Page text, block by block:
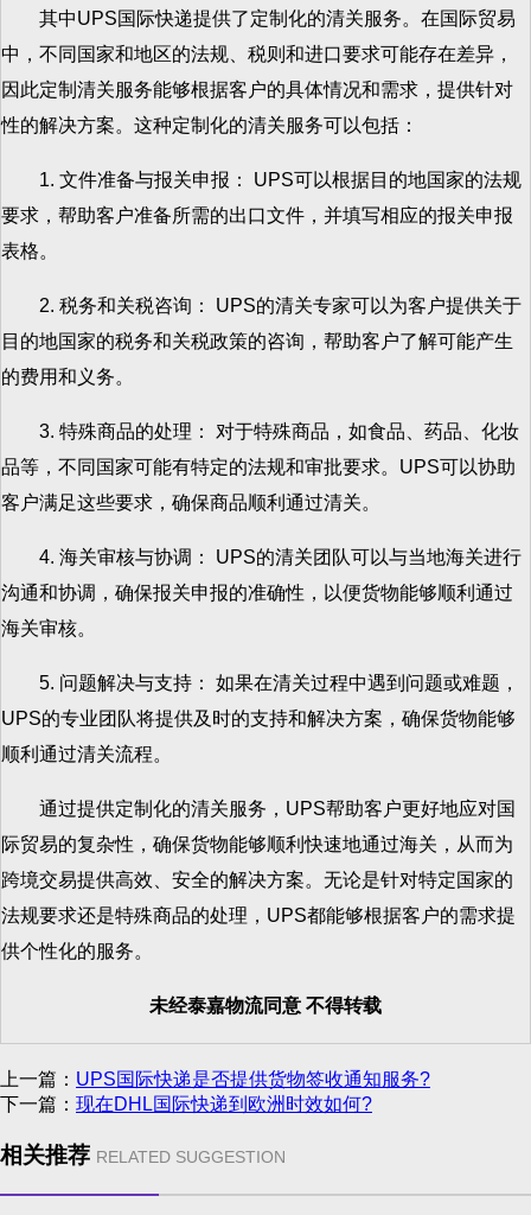
其中UPS国际快递提供了定制化的清关服务。在国际贸易
中，不同国家和地区的法规、税则和进口要求可能存在差异，
因此定制清关服务能够根据客户的具体情况和需求，提供针对
性的解决方案。这种定制化的清关服务可以包括：
1. 文件准备与报关申报： UPS可以根据目的地国家的法规
要求，帮助客户准备所需的出口文件，并填写相应的报关申报
表格。
2. 税务和关税咨询： UPS的清关专家可以为客户提供关于
目的地国家的税务和关税政策的咨询，帮助客户了解可能产生
的费用和义务。
3. 特殊商品的处理： 对于特殊商品，如食品、药品、化妆
品等，不同国家可能有特定的法规和审批要求。UPS可以协助
客户满足这些要求，确保商品顺利通过清关。
4. 海关审核与协调： UPS的清关团队可以与当地海关进行
沟通和协调，确保报关申报的准确性，以便货物能够顺利通过
海关审核。
5. 问题解决与支持： 如果在清关过程中遇到问题或难题，
UPS的专业团队将提供及时的支持和解决方案，确保货物能够
顺利通过清关流程。
通过提供定制化的清关服务，UPS帮助客户更好地应对国
际贸易的复杂性，确保货物能够顺利快速地通过海关，从而为
跨境交易提供高效、安全的解决方案。无论是针对特定国家的
法规要求还是特殊商品的处理，UPS都能够根据客户的需求提
供个性化的服务。
未经泰嘉物流同意 不得转载
上一篇： UPS国际快递是否提供货物签收通知服务?
下一篇： 现在DHL国际快递到欧洲时效如何?
相关推荐 RELATED SUGGESTION